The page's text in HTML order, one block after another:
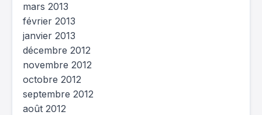
mars 2013
février 2013
janvier 2013
décembre 2012
novembre 2012
octobre 2012
septembre 2012
août 2012